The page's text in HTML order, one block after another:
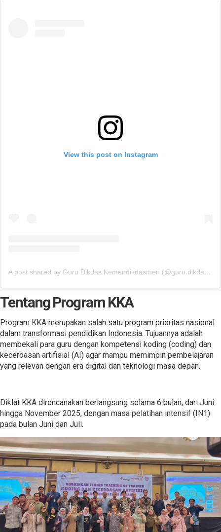
View this post on Instagram
A post shared by Guru Dikdas Kemendikdasmen (@guru.dikdas.dikdasmen)
Tentang Program KKA
Program KKA merupakan salah satu program prioritas nasional
dalam transformasi pendidikan Indonesia. Tujuannya adalah
membekali para guru dengan kompetensi koding (coding) dan
kecerdasan artifisial (AI) agar mampu memimpin pembelajaran
yang relevan dengan era digital dan teknologi masa depan.
Diklat KKA direncanakan berlangsung selama 6 bulan, dari Juni
hingga November 2025, dengan masa pelatihan intensif (IN1)
pada bulan Juni dan Juli.